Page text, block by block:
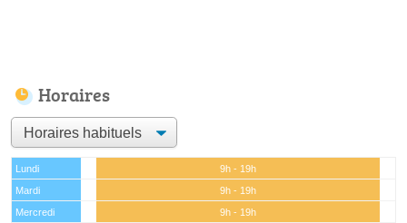
Horaires
Lundi
9h - 19h
Mardi
9h - 19h
Mercredi
9h - 19h